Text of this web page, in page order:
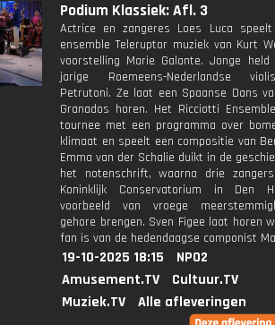
Podium Klassiek: Afl. 3
Actrice en zangeres Loes Luca
ensemble Teleruptor muziek van Kurt
voorstelling Marie Galante. Jonge
jarige Roemeens-Nederlandse
Petrutoni. Ze laat een Spaanse Dans
Granados horen. Het Ricciotti
tournee met een programma over
klimaat en speelt een compositie van
Emma van der Schalie duikt in de
het notenschrift, waarna drie
Koninklijk Conservatorium in Den
voorbeeld van vroege
gehore brengen. Sven Figee laat horen
fan is van de hedendaagse componist
19-10-2025 18:15
NPO2
Amusement.TV
Cultuur.TV
Muziek.TV
Alle afleveringen